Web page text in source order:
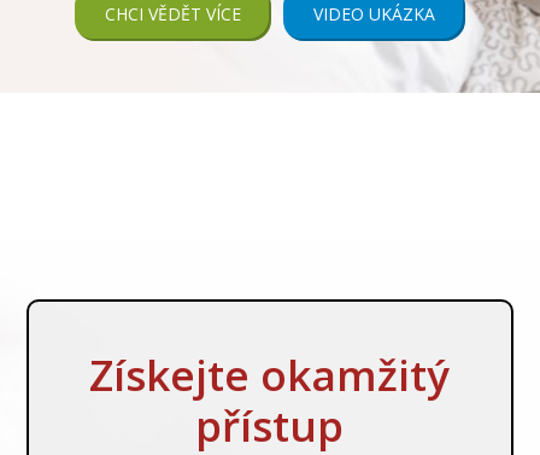
CHCI VĚDĚT VÍCE VIDEO UKÁZKA
Získejte okamžitý
přístup